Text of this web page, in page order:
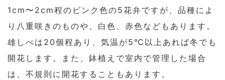
1cm〜2cm程のピンク色の5花弁ですが、品種によ
り八重咲きのものや、白色、赤色などもあります。
雄しべは20個程あり、気温が5℃以上あれば冬でも
開花します。また、鉢植えで室内で管理した場合
は、不規則に開花することもあります。